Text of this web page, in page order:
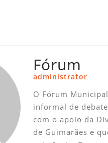
Fórum
administrator
O Fórum
informal de
com o apoio da
de Guimarães e